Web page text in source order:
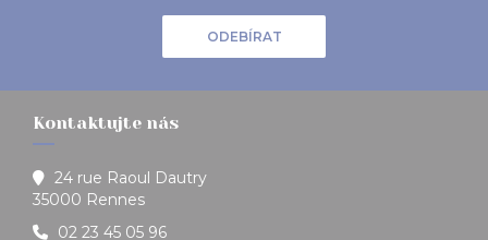
ODEBÍRAT
Kontaktujte nás
24 rue Raoul Dautry
35000 Rennes((otevře se v novém okně))
02 23 45 05 96